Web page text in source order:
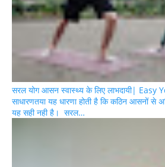
सरल योग आसन स्वास्थ्य के लिए लाभदायी| Easy
साधारणतया यह धारणा होती है कि कठिन आसनों से
यह सही नही है। सरल…